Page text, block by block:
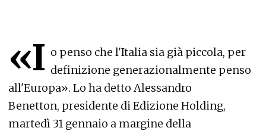
«I o penso che l'Italia sia già piccola, per
definizione generazionalmente penso
all'Europa». Lo ha detto Alessandro
Benetton, presidente di Edizione Holding,
martedì 31 gennaio a margine della